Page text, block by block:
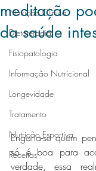
Nutrição Clínica
Dietoterapia
Fisiopatologia
Informação Nutricional
Longevidade
Tratamento
Nutrição Esportiva
Receitas
meditação
da saúde
Engana-se quem
só é boa para
verdade, essa